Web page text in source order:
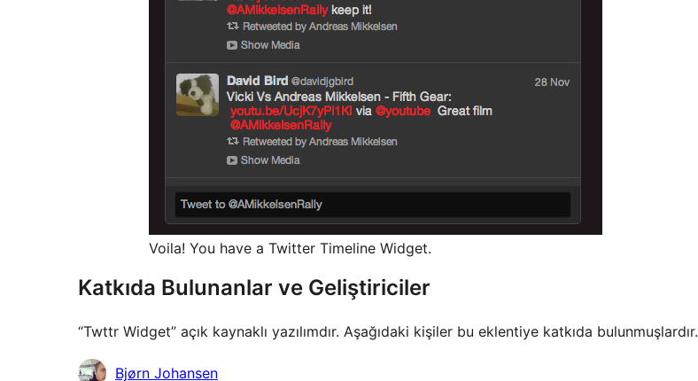
Voila! You have a Twitter Timeline Widget.
Katkıda Bulunanlar ve Geliştiriciler
“Twttr Widget” açık kaynaklı yazılımdır. Aşağıdaki kişiler bu eklentiye katkıda bulunmuşlardır.
KatkıdaBjørn Johansen